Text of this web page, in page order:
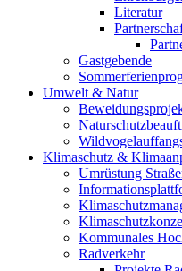
Literatur
Gastgebende
Umwelt & Natur
Klimaschutz &
Umrüstung
Kommunales
Radverkehr